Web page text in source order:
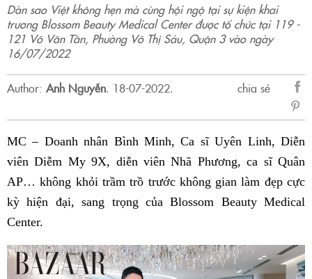
Dàn sao Việt không hẹn mà cùng hội ngộ tại sự kiện khai
trương Blossom Beauty Medical Center được tổ chức tại 119 -
121 Võ Văn Tần, Phường Võ Thị Sáu, Quận 3 vào ngày
16/07/2022
Author: Anh Nguyễn. 18-07-2022.
chia sẻ
sẻ
MC – Doanh nhân Bình Minh, Ca sĩ Uyên Linh, Diễn
viên Diễm My 9X, diễn viên Nhã Phương, ca sĩ Quân
AP… không khỏi trầm trồ trước không gian làm đẹp cực
kỳ hiện đại, sang trọng của Blossom Beauty Medical
Center.